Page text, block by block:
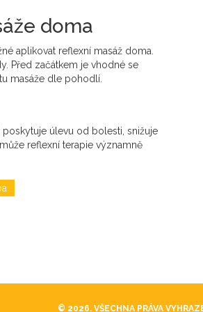
doma
aplikovat reflexní masáž doma.
Před začátkem je vhodné se
masáže dle pohodlí.
úlevu od bolesti, snižuje
reflexní terapie významně
© 2026. VŠECHNA PRÁVA